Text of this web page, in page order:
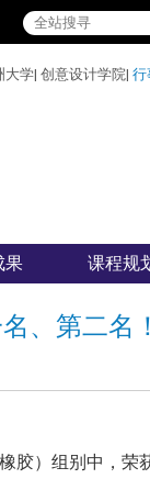
大学| 创意设计学院| 行
果 课程规
、第二名！
胶）组别中，荣